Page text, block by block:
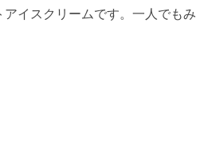
イスクリームです。一人でもみ